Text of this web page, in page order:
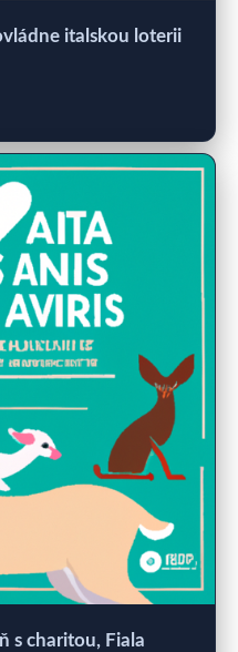
italskou loterii
s charitou, Fiala